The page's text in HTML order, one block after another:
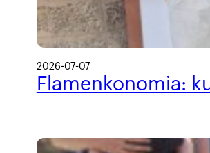
2026-07-07
Flamenkonomia: